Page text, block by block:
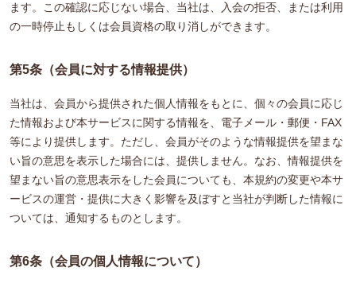
ます。この確認に応じない場合、当社は、入会の拒否、または利用
の一時停止もしくは会員資格の取り消しができます。
第5条（会員に対する情報提供）
当社は、会員から提供された個人情報をもとに、個々の会員に応じ
た情報および本サービスに関する情報を、電子メール・郵便・FAX
等により提供します。ただし、会員がそのような情報提供を望まな
い旨の意思を表示した場合には、提供しません。なお、情報提供を
望まない旨の意思表示をした会員についても、本規約の変更や本サ
ービスの運営・提供に大きく影響を及ぼすと当社が判断した情報に
ついては、通知するものとします。
第6条（会員の個人情報について）